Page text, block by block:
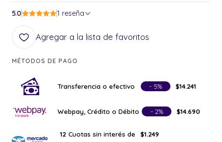
5.0 1 reseña
Agregar a la lista de favoritos
MÉTODOS DE PAGO
Transferencia o efectivo - 5% $14.241
Webpay, Crédito o Débito - 2% $14.690
12 Cuotas sin interés de
$1.249